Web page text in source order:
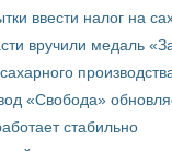
ввести налог на
вручили медаль
«Свобода»
стабильно